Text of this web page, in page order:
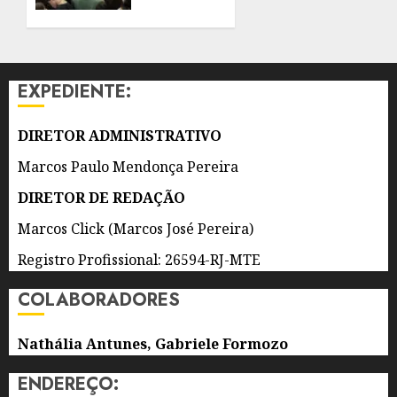
DE 2026
EXPEDIENTE:
DIRETOR ADMINISTRATIVO
Marcos Paulo Mendonça Pereira
DIRETOR DE REDAÇÃO
Marcos Click (Marcos José Pereira)
Registro Profissional: 26594-RJ-MTE
COLABORADORES
Nathália Antunes, Gabriele Formozo
ENDEREÇO: